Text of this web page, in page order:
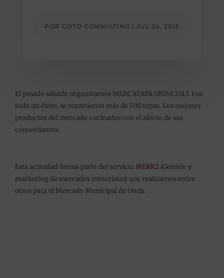
POR COTO CONSULTING |JUL 24, 2013
El pasado sábado organizamos MERCATAPA ONDA 2013. Fue
todo un éxito, se repartieron más de 500 tapas. Los mejores
productos del mercado cocinados con el afecto de sus
comerciantes.
Esta actividad forma parte del servicio MERK2 (Gestión y
marketing de mercados minoristas) que realizamos entre
otros para el Mercado Municipal de Onda.